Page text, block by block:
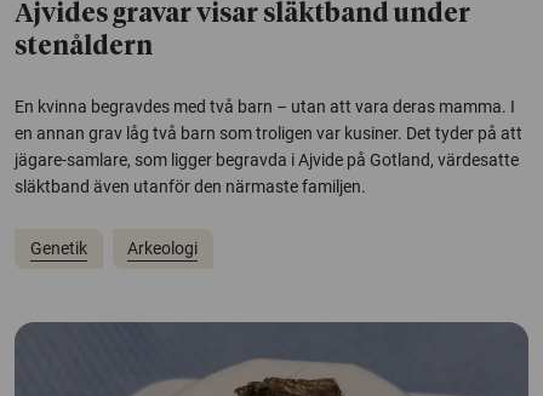
Ajvides gravar visar släktband under
stenåldern
En kvinna begravdes med två barn – utan att vara deras mamma. I
en annan grav låg två barn som troligen var kusiner. Det tyder på att
jägare-samlare, som ligger begravda i Ajvide på Gotland, värdesatte
släktband även utanför den närmaste familjen.
Genetik Arkeologi